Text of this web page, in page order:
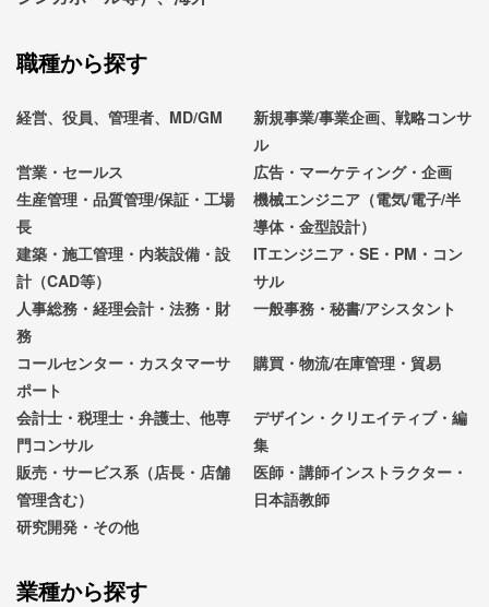
職種から探す
経営、役員、管理者、MD/GM
新規事業/事業企画、戦略コンサ
ル
営業・セールス
広告・マーケティング・企画
生産管理・品質管理/保証・工場
長
機械エンジニア（電気/電子/半
導体・金型設計）
建築・施工管理・内装設備・設
計（CAD等）
ITエンジニア・SE・PM・コン
サル
人事総務・経理会計・法務・財
務
一般事務・秘書/アシスタント
コールセンター・カスタマーサ
ポート
購買・物流/在庫管理・貿易
会計士・税理士・弁護士、他専
門コンサル
デザイン・クリエイティブ・編
集
販売・サービス系（店長・店舗
管理含む）
医師・講師インストラクター・
日本語教師
研究開発・その他
業種から探す